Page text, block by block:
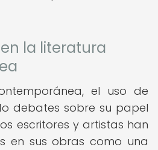
la literatura
el uso de
debates sobre su papel
escritores y artistas han
en sus obras como una